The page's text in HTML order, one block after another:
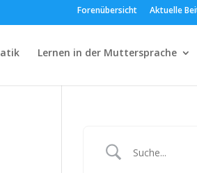
Forenübersicht Aktuelle
Lernen in der Muttersprache